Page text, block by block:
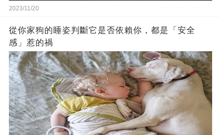
2023/11/20
從你家狗的睡姿判斷它是否依賴你，都是「安全
感」惹的禍